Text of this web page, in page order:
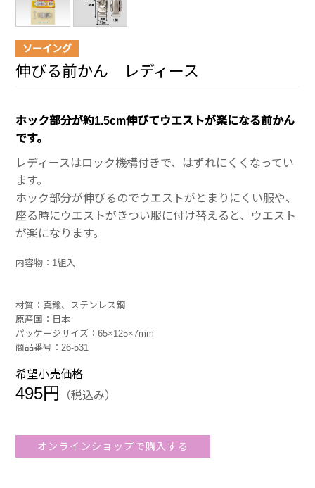
ソーイング
伸びる前かん レディース
ホック部分が約1.5cm伸びてウエストが楽になる前かん
です。
レディースはロック機構付きで、はずれにくくなってい
ます。
ホック部分が伸びるのでウエストがとまりにくい服や、
座る時にウエストがきつい服に付け替えると、ウエスト
が楽になります。
内容物：1組入
材質：真鍮、ステンレス鋼
原産国：日本
パッケージサイズ：65×125×7mm
商品番号：26-531
希望小売価格
495円 （税込み）
オンラインショップで購入する